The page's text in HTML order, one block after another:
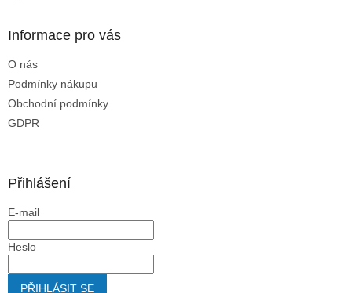
Informace pro vás
O nás
Podmínky nákupu
Obchodní podmínky
GDPR
Přihlášení
E-mail
Heslo
PŘIHLÁSIT SE